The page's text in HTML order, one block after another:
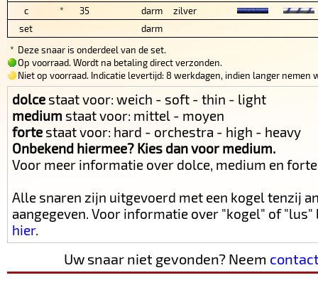
c
* 35 darm
zilver
set
darm
* Deze snaar is onderdeel van de set.
Op voorraad. Wordt na betaling direct verzonden.
Niet op voorraad. Indicatie levertijd: 8 werkdagen, indien langer nemen
dolce staat voor: weich - soft - thin - light
medium staat voor: mittel - moyen
forte staat voor: hard - orchestra - high - heavy
Onbekend hiermee? Kies dan voor medium.
Voor meer informatie over dolce, medium en
Alle snaren zijn uitgevoerd met een kogel tenzij
aangegeven. Voor informatie over "kogel" of
hier.
Uw snaar niet gevonden? Neem